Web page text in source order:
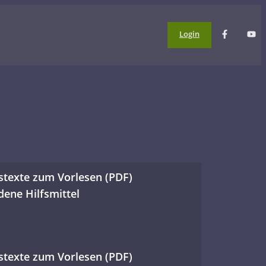
Login
Einzigartigkeit
zum Vorlesen (PDF)
Hilfsmittel
zum Vorlesen (PDF)